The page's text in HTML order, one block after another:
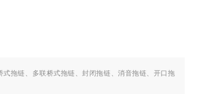
式拖链、多联桥式拖链、封闭拖链、消音拖链、开口拖